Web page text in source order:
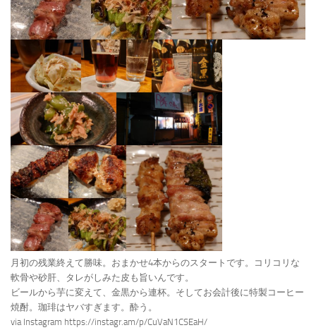
月初の残業終えて勝味。おまかせ4本からのスタートです。コリコリな
軟骨や砂肝、タレがしみた皮も旨いんです。
ビールから芋に変えて、金黒から連杯。そしてお会計後に特製コーヒー
焼酎。珈琲はヤバすぎます。酔う。
via Instagram https://instagr.am/p/CuVaN1CSEaH/